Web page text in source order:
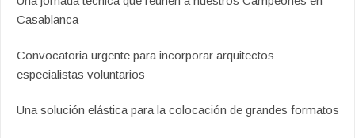
Casablanca
Convocatoria urgente para incorporar arquitectos
especialistas voluntarios
Una solución elástica para la colocación de grandes formatos